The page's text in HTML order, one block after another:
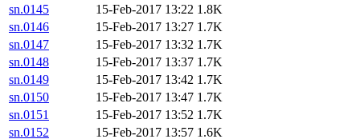
sn.0145
15-Feb-2017 13:22 1.8K
sn.0146
15-Feb-2017 13:27 1.7K
sn.0147
15-Feb-2017 13:32 1.7K
sn.0148
15-Feb-2017 13:37 1.7K
sn.0149
15-Feb-2017 13:42 1.7K
sn.0150
15-Feb-2017 13:47 1.7K
sn.0151
15-Feb-2017 13:52 1.7K
sn.0152
15-Feb-2017 13:57 1.6K